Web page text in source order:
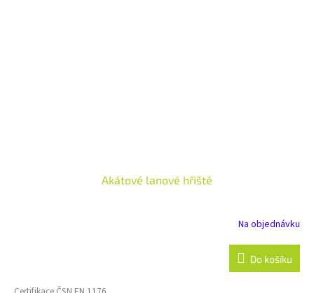
Akátové lanové hřiště
Na objednávku
Do košíku